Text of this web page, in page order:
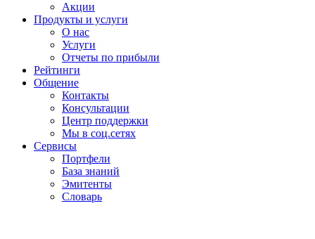
Акции
Продукты и услуги
О нас
Услуги
Отчеты по прибыли
Рейтинги
Общение
Контакты
Консультации
Центр поддержки
Мы в соц.сетях
Сервисы
Портфели
База знаний
Эмитенты
Словарь